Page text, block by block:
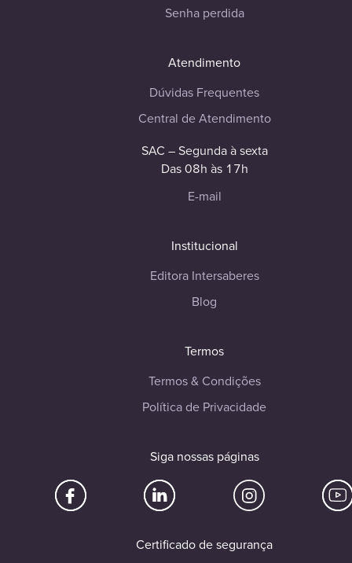
Senha perdida
Atendimento
Dúvidas Frequentes
Central de Atendimento
SAC – Segunda à sexta
Das 08h às 17h
E-mail
Institucional
Editora Intersaberes
Blog
Termos
Termos & Condições
Política de Privacidade
Siga nossas páginas
Certificado de segurança